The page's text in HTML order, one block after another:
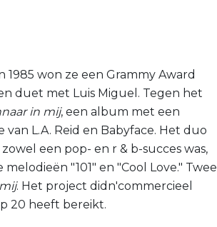
won ze een Grammy Award
duet met Luis Miguel. Tegen het
in mij, een album met een
L.A. Reid en Babyface. Het duo
een pop- en r & b-succes was,
"101" en "Cool Love." Twee
. Het project didn'commercieel
20 heeft bereikt.